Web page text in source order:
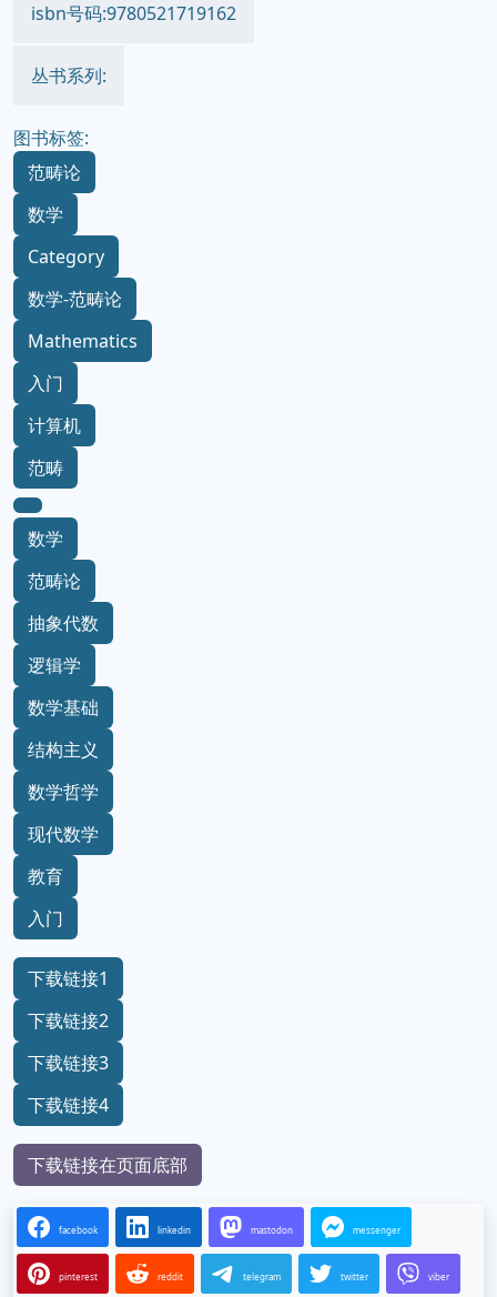
isbn号码:9780521719162
丛书系列:
图书标签:
范畴论
数学
Category
数学-范畴论
Mathematics
入门
计算机
范畴
数学
范畴论
抽象代数
逻辑学
数学基础
结构主义
数学哲学
现代数学
教育
入门
下载链接1
下载链接2
下载链接3
下载链接4
下载链接在页面底部
facebook linkedin mastodon messenger
pinterest reddit telegram twitter viber